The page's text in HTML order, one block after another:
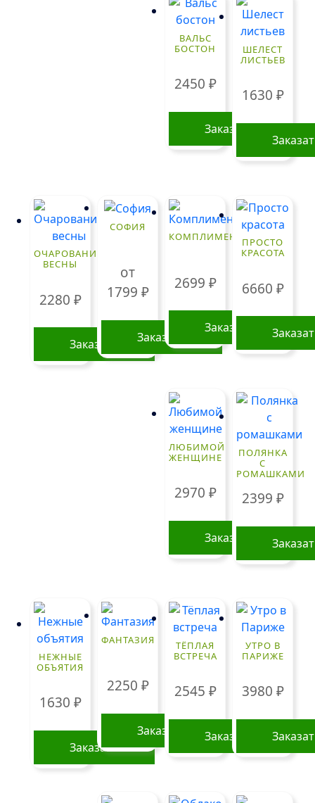
ВАЛЬС
БОСТОН
2450 ₽
Заказать
ШЕЛЕСТ
ЛИСТЬЕВ
1630 ₽
ОЧАРОВАНИЕ
ВЕСНЫ
2280 ₽
Заказать
СОФИЯ
от
1799 ₽
Заказать
Этот
несколько
вариаций.
КОМПЛИМЕНТ
2699 ₽
Заказать
ПРОСТО
КРАСОТА
6660 ₽
ЛЮБИМОЙ
ЖЕНЩИНЕ
2970 ₽
Заказать
ПОЛЯНКА
С
РОМАШКАМИ
2399 ₽
НЕЖНЫЕ
ОБЪЯТИЯ
1630 ₽
Заказать
ФАНТАЗИЯ
2250 ₽
Заказать
ТЁПЛАЯ
ВСТРЕЧА
2545 ₽
Заказать
УТРО В
ПАРИЖЕ
3980 ₽